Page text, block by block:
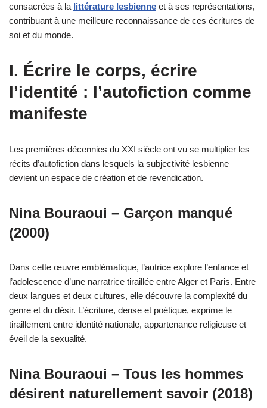
consacrées à la littérature lesbienne et à ses représentations,
contribuant à une meilleure reconnaissance de ces écritures de
soi et du monde.
I. Écrire le corps, écrire
l’identité : l’autofiction comme
manifeste
Les premières décennies du XXI siècle ont vu se multiplier les
récits d’autofiction dans lesquels la subjectivité lesbienne
devient un espace de création et de revendication.
Nina Bouraoui – Garçon manqué
(2000)
Dans cette œuvre emblématique, l’autrice explore l’enfance et
l’adolescence d’une narratrice tiraillée entre Alger et Paris. Entre
deux langues et deux cultures, elle découvre la complexité du
genre et du désir. L’écriture, dense et poétique, exprime le
tiraillement entre identité nationale, appartenance religieuse et
éveil de la sexualité.
Nina Bouraoui – Tous les hommes
désirent naturellement savoir (2018)